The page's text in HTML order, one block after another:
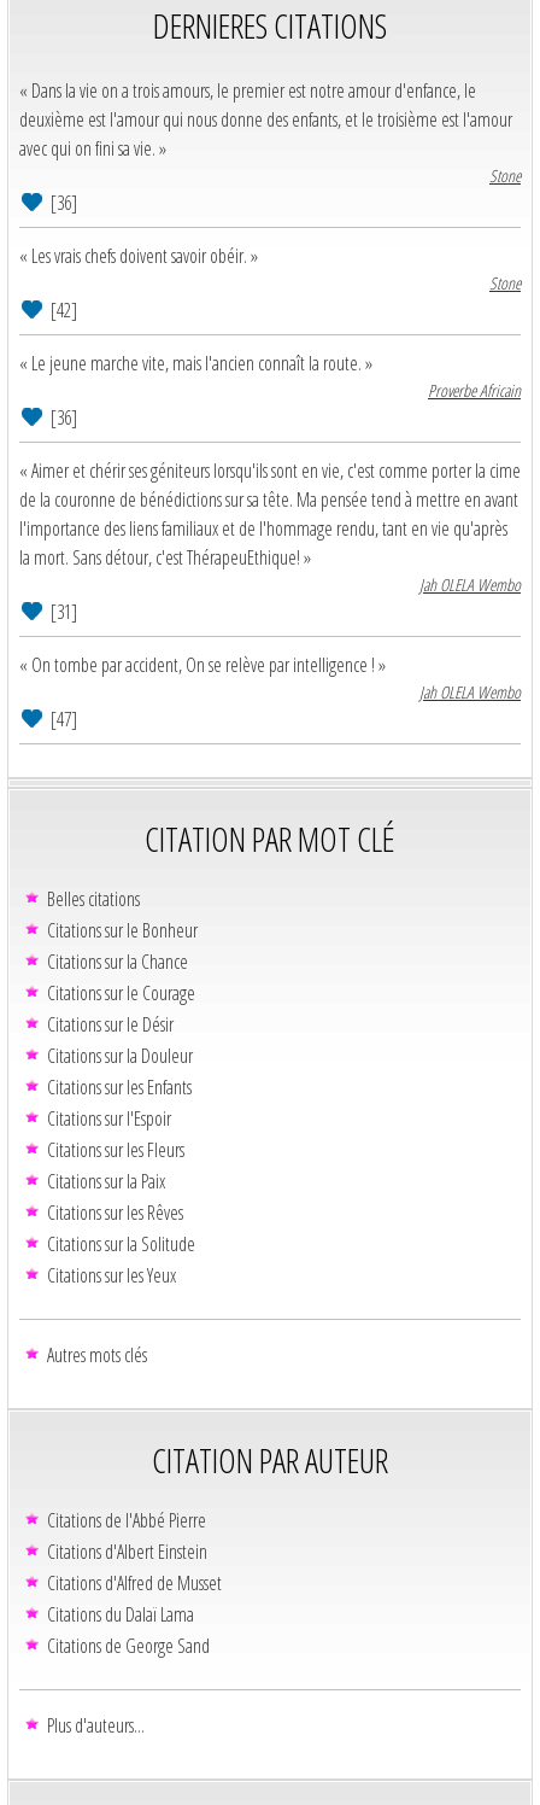
DERNIERES CITATIONS
« Dans la vie on a trois amours, le premier est notre amour d'enfance, le
deuxième est l'amour qui nous donne des enfants, et le troisième est l'amour
avec qui on fini sa vie. »
Stone
[36]
« Les vrais chefs doivent savoir obéir. »
Stone
[42]
« Le jeune marche vite, mais l'ancien connaît la route. »
Proverbe Africain
[36]
« Aimer et chérir ses géniteurs lorsqu'ils sont en vie, c'est comme porter la cime
de la couronne de bénédictions sur sa tête. Ma pensée tend à mettre en avant
l'importance des liens familiaux et de l'hommage rendu, tant en vie qu'après
la mort. Sans détour, c'est ThérapeuEthique! »
Jah OLELA Wembo
[31]
« On tombe par accident, On se relève par intelligence ! »
Jah OLELA Wembo
[47]
CITATION PAR MOT CLÉ
Belles citations
Citations sur le Bonheur
Citations sur la Chance
Citations sur le Courage
Citations sur le Désir
Citations sur la Douleur
Citations sur les Enfants
Citations sur l'Espoir
Citations sur les Fleurs
Citations sur la Paix
Citations sur les Rêves
Citations sur la Solitude
Citations sur les Yeux
Autres mots clés
CITATION PAR AUTEUR
Citations de l'Abbé Pierre
Citations d'Albert Einstein
Citations d'Alfred de Musset
Citations du Dalaï Lama
Citations de George Sand
Plus d'auteurs...